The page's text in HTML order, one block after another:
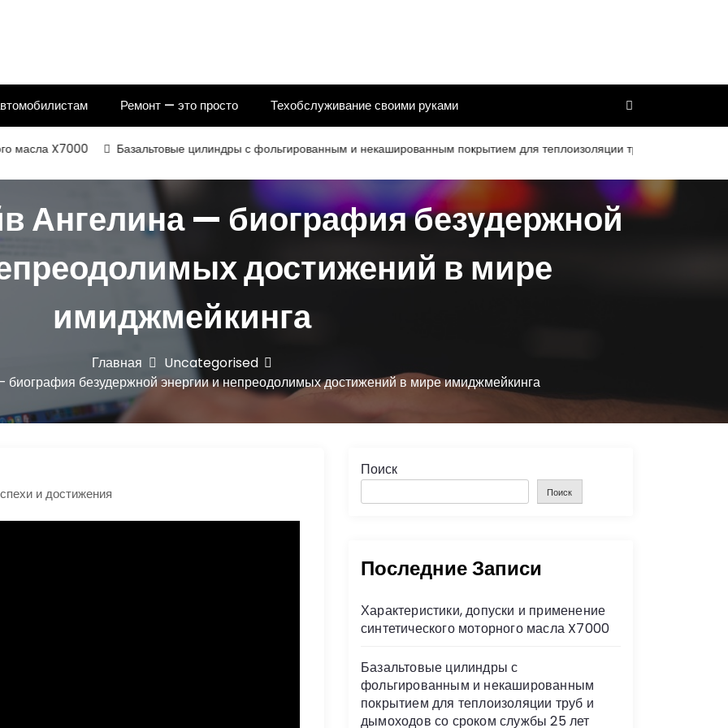
Ремонт — это просто Техобслуживание своими руками
X7000 Базальтовые цилиндры с фольгированным и некашированным покрытием для теплоизоляции труб и дымоходов со
Ангелина — биография безудержной
достижений в мире
имиджмейкинга
Главная
Uncategorised
безудержной энергии и непреодолимых достижений в мире имиджмейкинга
Поиск
Поиск
Последние Записи
Характеристики, допуски и применение
синтетического моторного масла X7000
Базальтовые цилиндры с
фольгированным и некашированным
покрытием для теплоизоляции труб и
дымоходов со сроком службы 25 лет